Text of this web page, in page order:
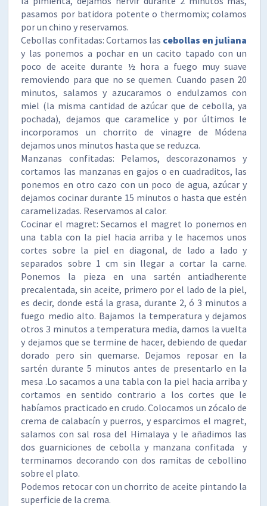
pasamos por batidora potente o thermomix; colamos
por un chino y reservamos.
Cebollas confitadas: Cortamos las cebollas en juliana
y las ponemos a pochar en un cacito tapado con un
poco de aceite durante ½ hora a fuego muy suave
removiendo para que no se quemen. Cuando pasen 20
minutos, salamos y azucaramos o endulzamos con
miel (la misma cantidad de azúcar que de cebolla, ya
pochada), dejamos que caramelice y por últimos le
incorporamos un chorrito de vinagre de Módena
dejamos unos minutos hasta que se reduzca.
Manzanas confitadas: Pelamos, descorazonamos y
cortamos las manzanas en gajos o en cuadraditos, las
ponemos en otro cazo con un poco de agua, azúcar y
dejamos cocinar durante 15 minutos o hasta que estén
caramelizadas. Reservamos al calor.
Cocinar el magret: Secamos el magret lo ponemos en
una tabla con la piel hacia arriba y le hacemos unos
cortes sobre la piel en diagonal, de lado a lado y
separados sobre 1 cm sin llegar a cortar la carne.
Ponemos la pieza en una sartén antiadherente
precalentada, sin aceite, primero por el lado de la piel,
es decir, donde está la grasa, durante 2, ó 3 minutos a
fuego medio alto. Bajamos la temperatura y dejamos
otros 3 minutos a temperatura media, damos la vuelta
y dejamos que se termine de hacer, debiendo de quedar
dorado pero sin quemarse. Dejamos reposar en la
sartén durante 5 minutos antes de presentarlo en la
mesa .Lo sacamos a una tabla con la piel hacia arriba y
cortamos en sentido contrario a los cortes que le
habíamos practicado en crudo. Colocamos un zócalo de
crema de calabacín y puerros, y esparcimos el magret,
salamos con sal rosa del Himalaya y le añadimos las
dos guarniciones de cebolla y manzana confitada y
terminamos decorando con dos ramitas de cebollino
sobre el plato.
Podemos retocar con un chorrito de aceite pintando la
superficie de la crema.